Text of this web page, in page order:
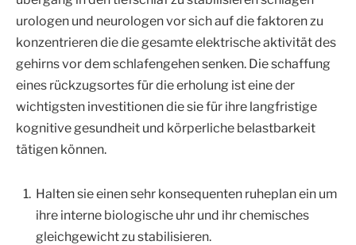
urologen und neurologen vor sich auf die faktoren zu
konzentrieren die die gesamte elektrische aktivität des
gehirns vor dem schlafengehen senken. Die schaffung
eines rückzugsortes für die erholung ist eine der
wichtigsten investitionen die sie für ihre langfristige
kognitive gesundheit und körperliche belastbarkeit
tätigen können.
Halten sie einen sehr konsequenten ruheplan ein um
ihre interne biologische uhr und ihr chemisches
gleichgewicht zu stabilisieren.